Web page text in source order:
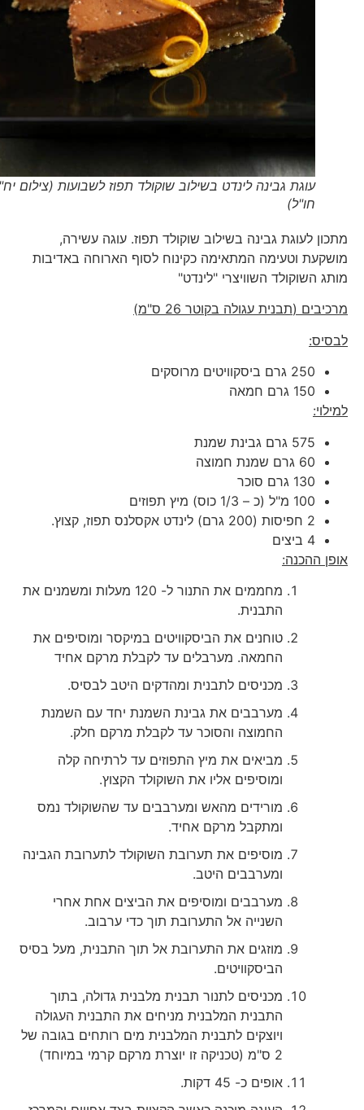
עוגת גבינה לינדט בשילוב שוקולד תפוז לשבועות (צילום יח"צ
חו"ל)
מתכון לעוגת גבינה בשילוב שוקולד תפוז. עוגה עשירה,
מושקעת וטעימה המתאימה כקינוח לסוף הארוחה באדיבות
מותג השוקולד השוויצרי "לינדט"
מרכיבים (תבנית עגולה בקוטר 26 ס"מ
)
לבסיס:
250 גרם ביסקוויטים מרוסקים
150 גרם חמאה
למילוי:
575 גרם גבינת שמנת
60 גרם שמנת חמוצה
130 גרם סוכר
100 מ"ל (כ – 1/3 כוס) מיץ תפוזים
2 חפיסות (200 גרם) לינדט אקסלנס תפוז, קצוץ.
4 ביצים
אופן ההכנה:
מחממים את התנור ל- 120 מעלות ומשמנים את
התבנית.
טוחנים את הביסקוויטים במיקסר ומוסיפים את
החמאה. מערבלים עד לקבלת מרקם אחיד
מכניסים לתבנית ומהדקים היטב לבסיס.
מערבבים את גבינת השמנת יחד עם השמנת
החמוצה והסוכר עד לקבלת מרקם חלק.
מביאים את מיץ התפוזים עד לרתיחה קלה
ומוסיפים אליו את השוקולד הקצוץ.
מורידים מהאש ומערבבים עד שהשוקולד נמס
ומתקבל מרקם אחיד.
מוסיפים את תערובת השוקולד לתערובת הגבינה
ומערבבים היטב.
מערבבים ומוסיפים את הביצים אחת אחרי
השנייה אל התערובת תוך כדי ערבוב.
מוזגים את התערובת אל תוך התבנית, מעל בסיס
הביסקוויטים.
מכניסים לתנור תבנית מלבנית גדולה, בתוך
התבנית המלבנית מניחים את התבנית העגולה
ויוצקים לתבנית המלבנית מים רותחים בגובה של
אופים כ- 45 דקות.